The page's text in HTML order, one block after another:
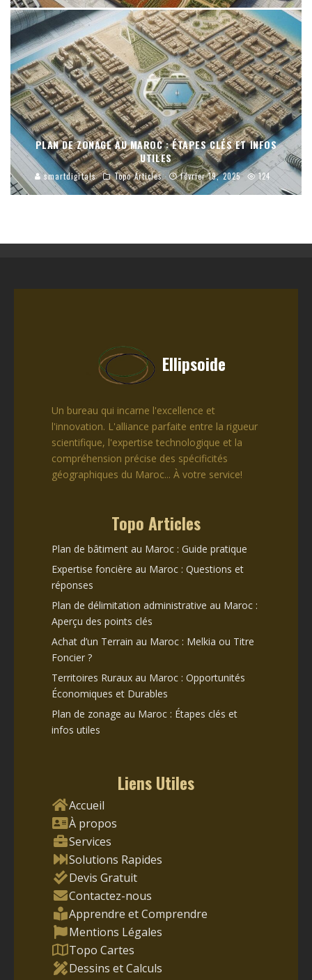
PLAN DE ZONAGE AU MAROC : ÉTAPES CLÉS ET INFOS
UTILES
smartdigitals Topo Articles février 19, 2025 124
Ellipsoide
Un bureau qui incarne l'excellence et
l'innovation. L'alliance parfaite entre la rigueur
scientifique, l'expertise technologique et la
compréhension précise des spécificités
géographiques du Maroc... À votre service!
Topo Articles
Plan de bâtiment au Maroc : Guide pratique
Expertise foncière au Maroc : Questions et
réponses
Plan de délimitation administrative au Maroc :
Aperçu des points clés
Achat d’un Terrain au Maroc : Melkia ou Titre
Foncier ?
Territoires Ruraux au Maroc : Opportunités
Économiques et Durables
Plan de zonage au Maroc : Étapes clés et
infos utiles
Liens Utiles
Accueil
À propos
Services
Solutions Rapides
Devis Gratuit
Contactez-nous
Apprendre et Comprendre
Mentions Légales
Topo Cartes
Dessins et Calculs